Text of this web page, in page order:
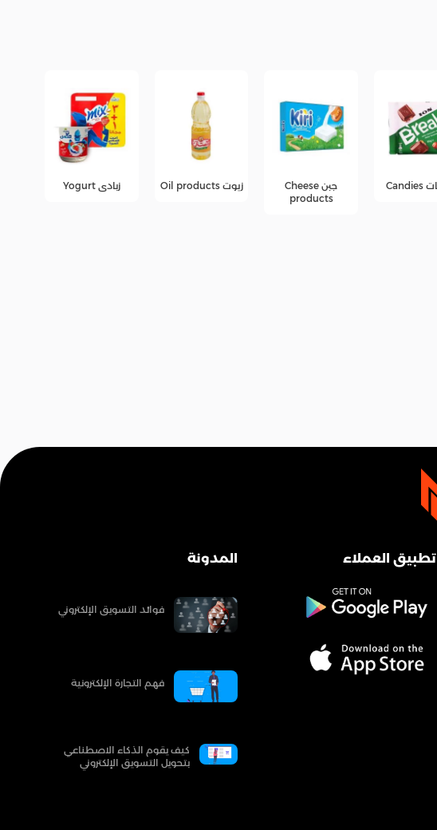
جبن Cheese
زيوت Oil products زبادى Yogurt عصائر
تطبيق العملاء المدونة
فوائد التسويق الإلكتروني
فهم التجارة الإلكترونية
كيف يقوم الذكاء الاصطناعي
بتحويل التسويق الإلكتروني